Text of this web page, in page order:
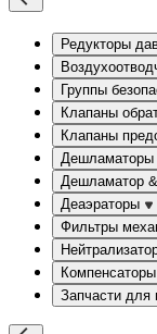
Редукторы
Группы
Клапаны
Клапаны
Дешламаторы
Дешламатор
Деаэраторы
Фильтры
Запчасти для